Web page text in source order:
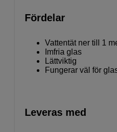
Fördelar
Vattentät ner till 1
Imfria glas
Lättviktig
Fungerar väl för
Leveras med